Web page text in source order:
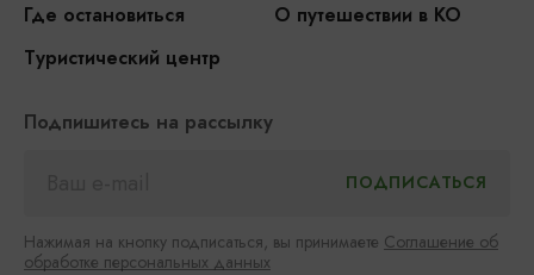
Где остановиться
О путешествии в КО
Туристический центр
Подпишитесь на рассылку
Нажимая на кнопку подписаться, вы принимаете Соглашение об
обработке персональных данных